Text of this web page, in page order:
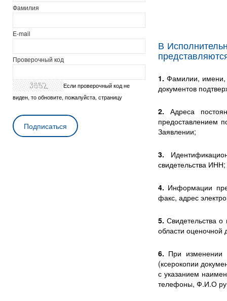
В
1. Фамилии, имени,
документов
2. Адреса
предоставлением
Заявлении;
3.
свидетельства ИНН;
4. Информации
факс, адрес
5. Свидетельства
области оценочной
6. При изменении
(ксерокопии
с указанием
телефоны, Ф.И.О
Фамилия
E-mail
Проверочный код
Если проверочный код не
виден, то обновите, пожалуйста, страницу